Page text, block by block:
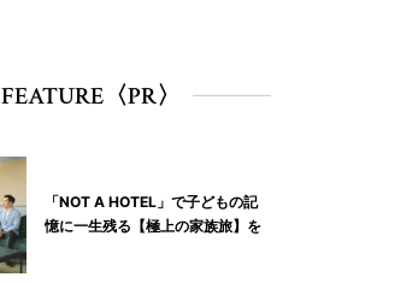
FEATURE〈PR〉
「NOT A HOTEL」で子どもの記
憶に一生残る【極上の家族旅】を